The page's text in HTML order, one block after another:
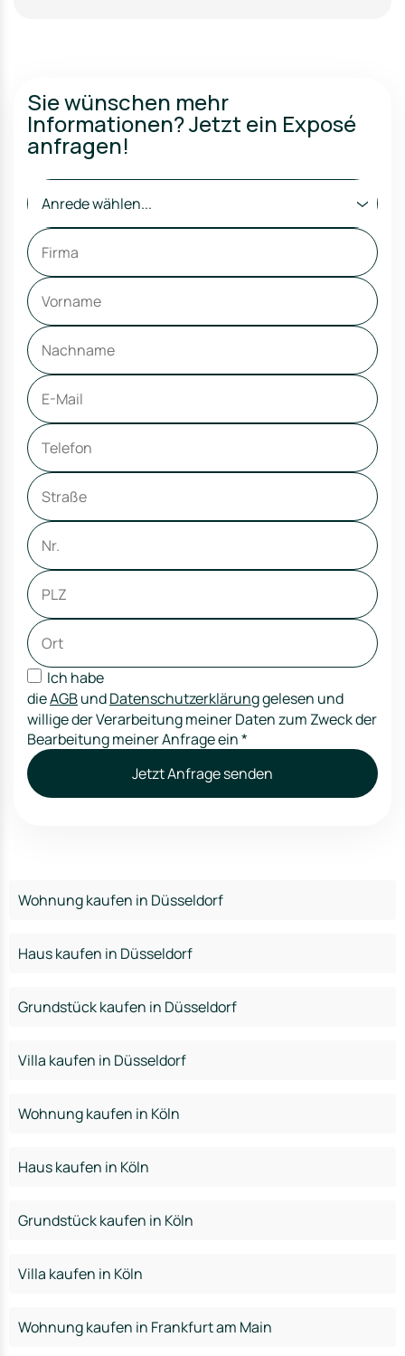
Sie wünschen mehr
Informationen? Jetzt ein Exposé
anfragen!
Anrede wählen...
Ich habe
dieAGBundDatenschutzerklärunggelesen und
willige der Verarbeitung meiner Daten zum Zweck der
Bearbeitung meiner Anfrage ein*
Jetzt Anfrage senden
Wohnung kaufen in Düsseldorf
Haus kaufen in Düsseldorf
Grundstück kaufen in Düsseldorf
Villa kaufen in Düsseldorf
Wohnung kaufen in Köln
Haus kaufen in Köln
Grundstück kaufen in Köln
Villa kaufen in Köln
Wohnung kaufen in Frankfurt am Main